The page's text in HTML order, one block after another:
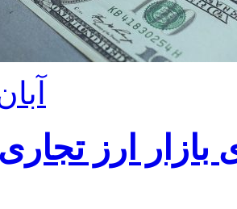
11 آبان
دلاری بازار ارز